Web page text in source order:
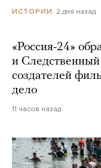
ИСТОРИИ 2 дня назад
«Россия-24»
и Следственный
создателей
дело
11 часов назад